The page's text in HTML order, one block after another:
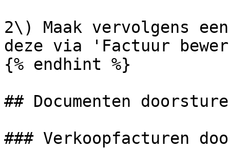
2\) Maak vervolgens
deze via 'Factuur
{% endhint %}
## Documenten
### Verkoopfacturen